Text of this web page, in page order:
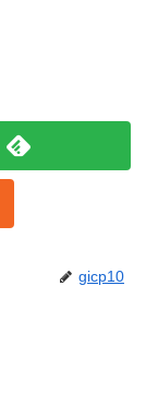
gicp10